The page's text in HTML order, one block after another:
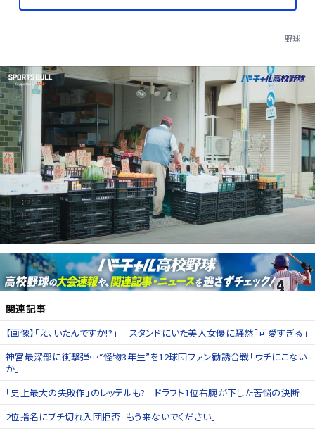
野球
関連記事
【画像】「え、いたんですか!?」 スタンドにいた美人女優に騒然「可愛すぎる」
神宮最深部に衝撃弾…“怪物3年生”を12球団ファン勧誘合戦「ウチにこない
か」
「史上最大の失敗作」のレッテルも? ドラフト1位右腕が下した苦悩の決断
2位指名にブチ切れ入団拒否「もう来ないでください」